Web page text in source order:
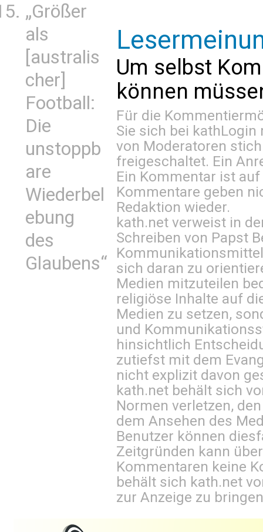
„Größer
als
[australis
cher]
Football:
Die
unstoppb
are
Wiederbel
ebung
des
Glaubens“
Um selbst
können
Für die
Sie sich bei kathLogin
von Moderatoren
freigeschaltet. Ein
Ein Kommentar ist
Kommentare geben
Redaktion wieder.
kath.net verweist in
Schreiben von Papst
sich daran zu
Medien mitzuteilen
religiöse Inhalte auf
Medien zu setzen,
und
hinsichtlich
zutiefst mit dem
nicht explizit davon
kath.net behält sich
Normen verletzen,
dem Ansehen des
Benutzer können
Zeitgründen kann
Kommentaren keine
behält sich kath.net
zur Anzeige zu